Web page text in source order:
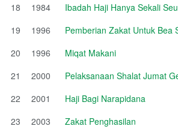
18
1984
Ibadah Haji Hanya Sekali
19
1996
Pemberian Zakat Untuk Bea
20
1996
Miqat Makani
21
2000
Pelaksanaan Shalat Jumat
22
2001
Haji Bagi Narapidana
23
2003
Zakat Penghasilan